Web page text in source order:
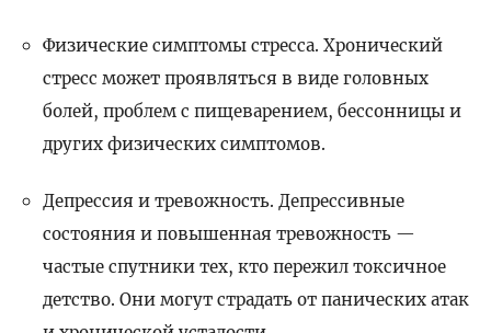
Физические симптомы стресса. Хронический
стресс может проявляться в виде головных
болей, проблем с пищеварением, бессонницы и
других физических симптомов.
Депрессия и тревожность. Депрессивные
состояния и повышенная тревожность —
частые спутники тех, кто пережил токсичное
детство. Они могут страдать от панических атак